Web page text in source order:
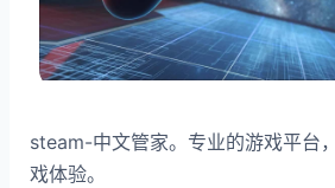
steam-中文管家。专业的游戏平台
戏体验。